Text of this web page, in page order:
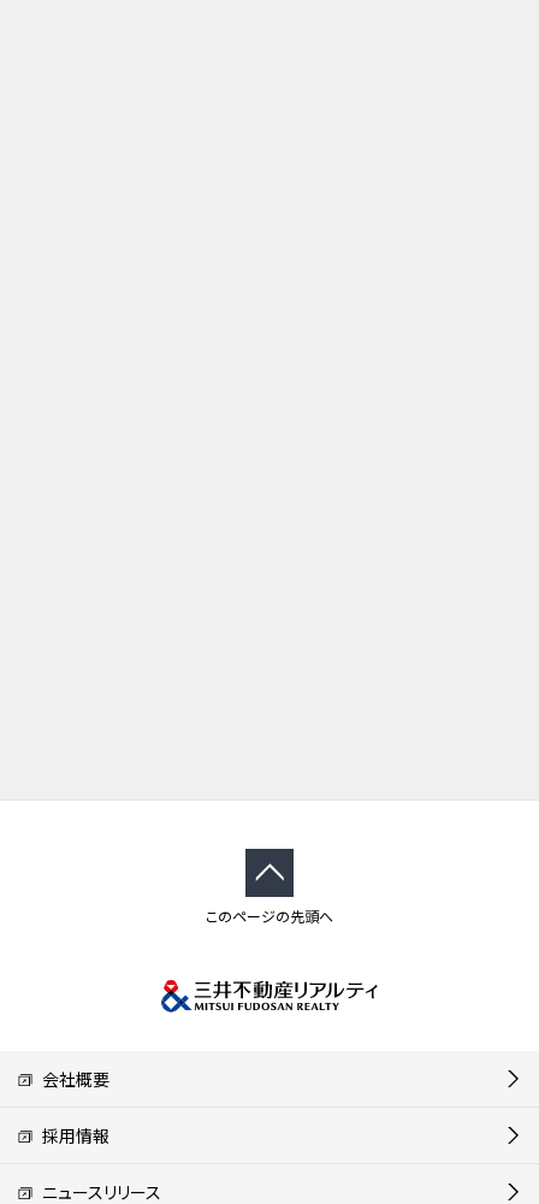
このページの先頭へ
会社概要
採用情報
ニュースリリース